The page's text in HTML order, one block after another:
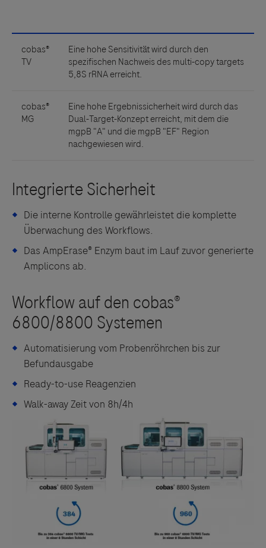
Die interne Kontrolle gewährleistet die komplette
Überwachung des Workflows.
Das AmpErase® Enzym baut im Lauf zuvor generierte
Amplicons ab.
Automatisierung vom Probenröhrchen bis zur
Befundausgabe
Ready-to-use Reagenzien
Walk-away Zeit von 8h/4h
Links zu Websites Dritter werden im Sinne des
Servicegedankens angeboten. Der Herausgeber äußert
keine Meinung über den Inhalt von Websites Dritter und